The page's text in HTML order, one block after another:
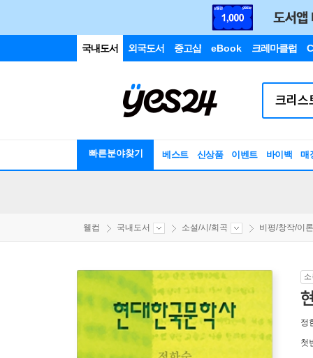
국내도서 외국도서 중고샵 eBook 크레마클럽
빠른분야찾기 베스트 신상품 이벤트 바이백 매
웰컴 국내도서 소설/시/희곡 비평/창작/이론
정
첫